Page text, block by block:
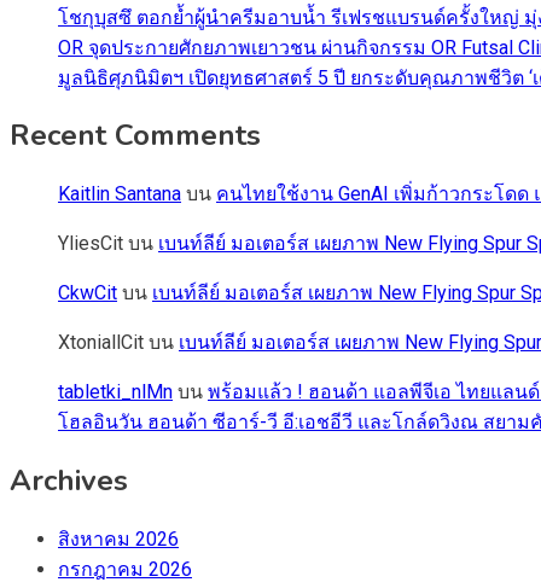
โชกุบุสซึ ตอกย้ำผู้นำครีมอาบน้ำ รีเฟรชแบรนด์ครั้งใหญ่ มุ่
OR จุดประกายศักยภาพเยาวชน ผ่านกิจกรรม OR Futsal
มูลนิธิศุภนิมิตฯ เปิดยุทธศาสตร์ 5 ปี ยกระดับคุณภาพชีวิต
Recent Comments
Kaitlin Santana บน คนไทยใช้งาน GenAI เพิ่มก้าวกระโด
YliesCit บน เบนท์ลีย์ มอเตอร์ส เผยภาพ New Flying
CkwCit บน เบนท์ลีย์ มอเตอร์ส เผยภาพ New Flying Spur
XtoniallCit บน เบนท์ลีย์ มอเตอร์ส เผยภาพ New Flying
tabletki_nlMn บน พร้อมแล้ว ! ฮอนด้า แอลพีจีเอ ไทยแลนด์
โฮลอินวัน ฮอนด้า ซีอาร์-วี อี:เอชอีวี และโกล์ดวิงณ สยา
Archives
สิงหาคม 2026
กรกฎาคม 2026